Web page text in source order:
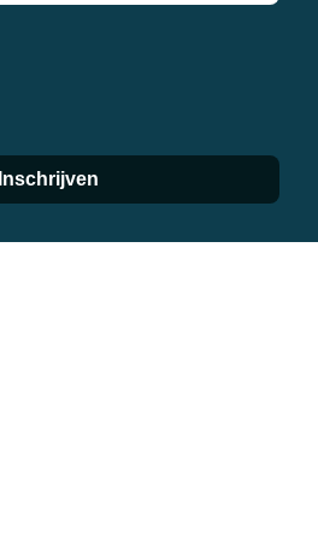
Inschrijven